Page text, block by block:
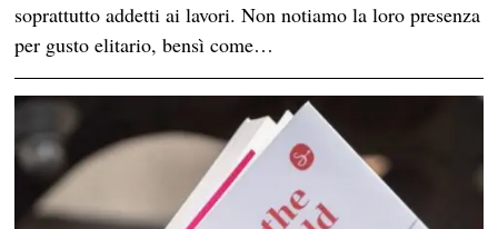
soprattutto addetti ai lavori. Non notiamo la loro presenza
per gusto elitario, bensì come…